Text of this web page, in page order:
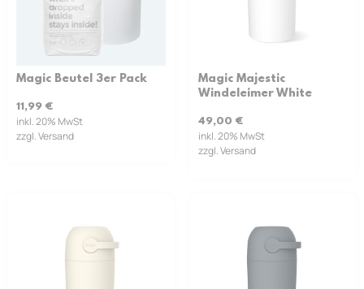
Magic Beutel 3er Pack
11,99 €
inkl. 20% MwSt
zzgl. Versand
Magic Majestic
Windeleimer White
49,00 €
inkl. 20% MwSt
zzgl. Versand